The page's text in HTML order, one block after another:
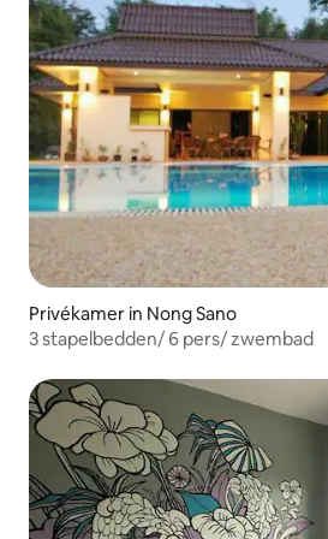
Privékamer in Nong Sano
3 stapelbedden/ 6 pers/ zwembad